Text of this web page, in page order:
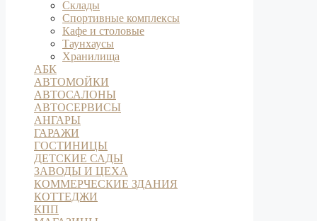
Склады
Спортивные комплексы
Кафе и столовые
Таунхаусы
Хранилища
АБК
АВТОМОЙКИ
АВТОСАЛОНЫ
АВТОСЕРВИСЫ
АНГАРЫ
ГАРАЖИ
ГОСТИНИЦЫ
ДЕТСКИЕ САДЫ
ЗАВОДЫ И ЦЕХА
КОММЕРЧЕСКИЕ ЗДАНИЯ
КОТТЕДЖИ
КПП